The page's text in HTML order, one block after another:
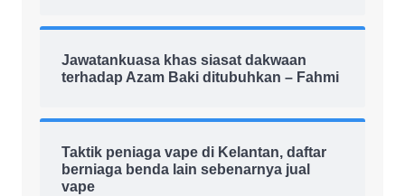
Jawatankuasa khas siasat dakwaan
terhadap Azam Baki ditubuhkan – Fahmi
Taktik peniaga vape di Kelantan, daftar
berniaga benda lain sebenarnya jual
vape